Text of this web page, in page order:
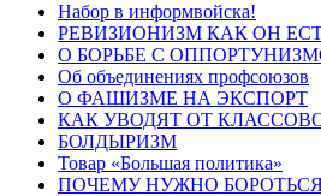
Набор в информвойска!
РЕВИЗИОНИЗМ КАК ОН
О БОРЬБЕ С
Об объединениях профсоюзов
О ФАШИЗМЕ НА ЭКСПОРТ
КАК УВОДЯТ ОТ
БОЛДЫРИЗМ
Товар «Большая политика»
ПОЧЕМУ НУЖНО